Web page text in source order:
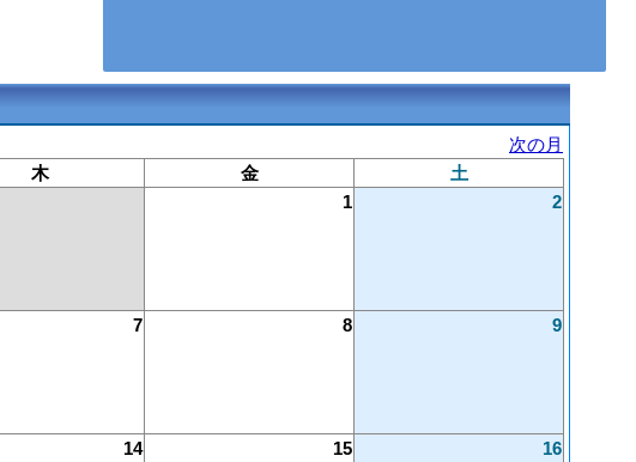
次の月
木 金
土
1
2
7 8 9
14 15 16